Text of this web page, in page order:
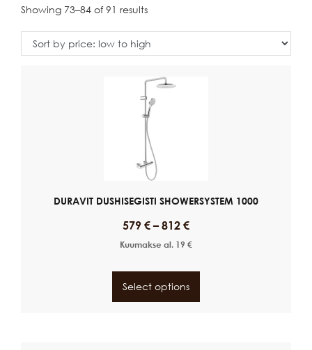
Showing 73–84 of 91 results
DURAVIT DUSHISEGISTI SHOWERSYSTEM 1000
579 € – 812 €
Kuumakse al. 19 €
Select options